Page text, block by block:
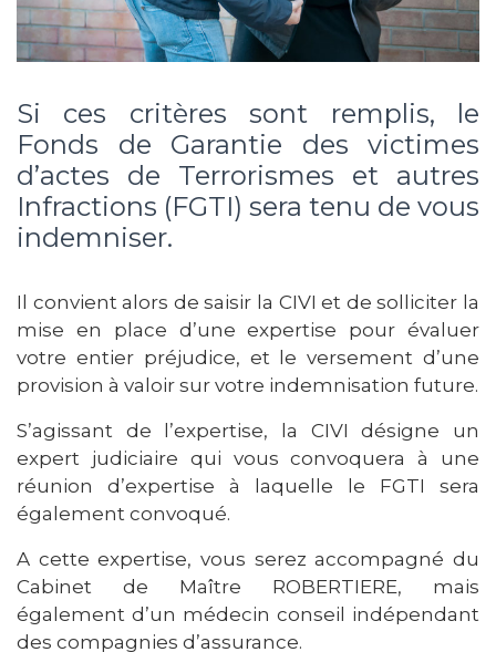
Si ces critères sont remplis, le
Fonds de Garantie des victimes
d’actes de Terrorismes et autres
Infractions (FGTI) sera tenu de vous
indemniser.
Il convient alors de saisir la CIVI et de solliciter la
mise en place d’une expertise pour évaluer
votre entier préjudice, et le versement d’une
provision à valoir sur votre indemnisation future.
S’agissant de l’expertise, la CIVI désigne un
expert judiciaire qui vous convoquera à une
réunion d’expertise à laquelle le FGTI sera
également convoqué.
A cette expertise, vous serez accompagné du
Cabinet de Maître ROBERTIERE, mais
également d’un médecin conseil indépendant
des compagnies d’assurance.